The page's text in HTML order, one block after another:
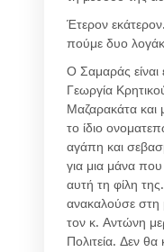
Έτερον
πούμε δυο
Ο Σαμαράς είναι
Γεωργία
Μαζαρακάτα και
το ίδιο
αγάπη και
για μια μάνα
αυτή τη φίλη
ανακαλούσε στη
τον κ. Αντώνη
Πολιτεία. Δεν